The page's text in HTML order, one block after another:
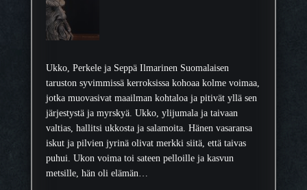
Ukko, Perkele ja Seppä Ilmarinen Suomalaisen
taruston syvimmissä kerroksissa kohoaa kolme voimaa,
jotka muovasivat maailman kohtaloa ja pitivät yllä sen
järjestystä ja myrskyä. Ukko, ylijumala ja taivaan
valtias, hallitsi ukkosta ja salamoita. Hänen vasaransa
iskut ja pilvien jyrinä olivat merkki siitä, että taivas
puhui. Ukon voima toi sateen pelloille ja kasvun
metsille, hän oli elämän…